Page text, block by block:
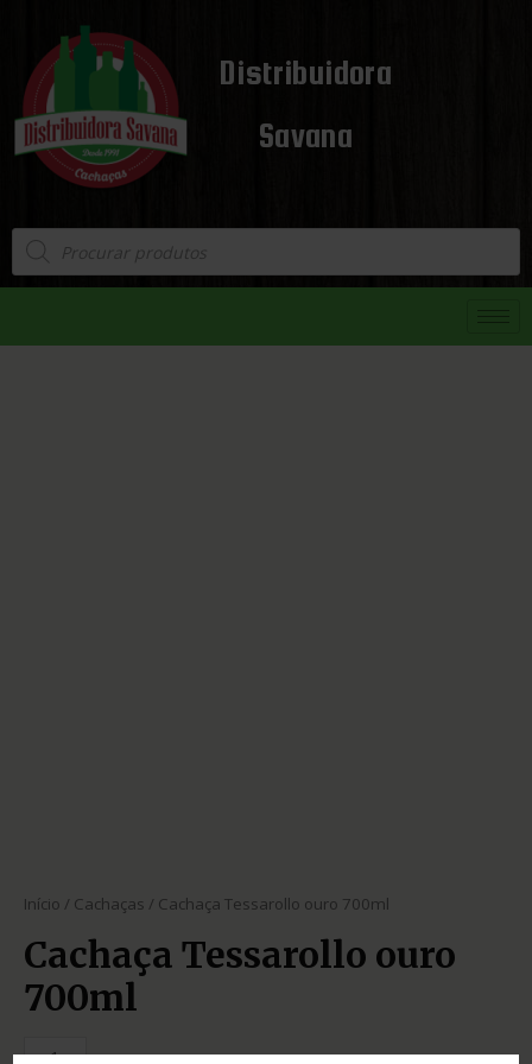
Distribuidora
Savana
Início / Cachaças / Cachaça Tessarollo ouro 700ml
Cachaça Tessarollo ouro
700ml